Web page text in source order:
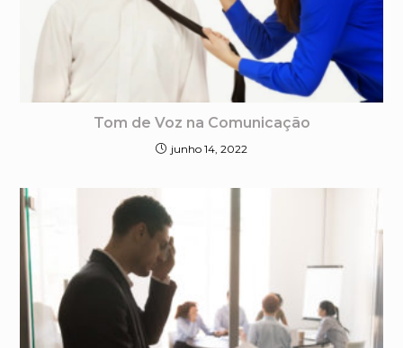
Tom de Voz na Comunicação
junho 14, 2022